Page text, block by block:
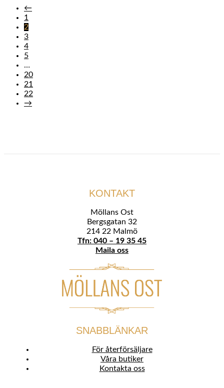
←
1
2
3
4
5
…
20
21
22
→
KONTAKT
Möllans Ost
Bergsgatan 32
214 22 Malmö
Tfn: 040 – 19 35 45
Maila oss
SNABBLÄNKAR
För återförsäljare
Våra butiker
Kontakta oss